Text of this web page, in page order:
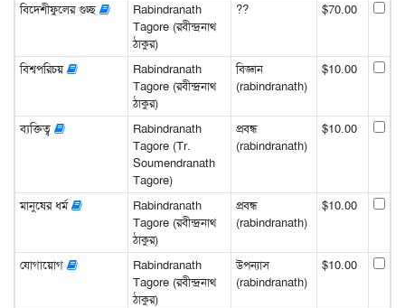
বিদেশীফুলের গুচ্ছ
Rabindranath
Tagore (রবীন্দ্রনাথ
ঠাকুর)
?? $70.00
বিশ্বপরিচয়
Rabindranath
Tagore (রবীন্দ্রনাথ
ঠাকুর)
বিজ্ঞান
(rabindranath)
$10.00
ব্যক্তিত্ব
Rabindranath
Tagore (Tr.
Soumendranath
Tagore)
প্রবন্ধ
(rabindranath)
$10.00
মানুষের ধর্ম
Rabindranath
Tagore (রবীন্দ্রনাথ
ঠাকুর)
প্রবন্ধ
(rabindranath)
$10.00
যোগায়োগ
Rabindranath
Tagore (রবীন্দ্রনাথ
ঠাকুর)
উপন্যাস
(rabindranath)
$10.00